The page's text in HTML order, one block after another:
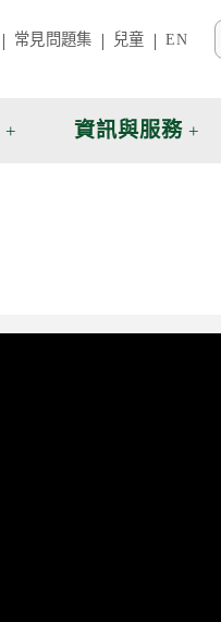
常見問題集 兒童 EN
資訊與服務